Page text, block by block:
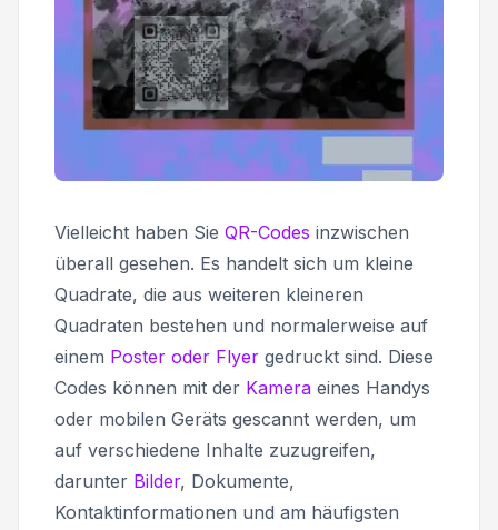
Vielleicht haben Sie QR-Codes inzwischen
überall gesehen. Es handelt sich um kleine
Quadrate, die aus weiteren kleineren
Quadraten bestehen und normalerweise auf
einem Poster oder Flyer gedruckt sind. Diese
Codes können mit der Kamera eines Handys
oder mobilen Geräts gescannt werden, um
auf verschiedene Inhalte zuzugreifen,
darunter Bilder, Dokumente,
Kontaktinformationen und am häufigsten